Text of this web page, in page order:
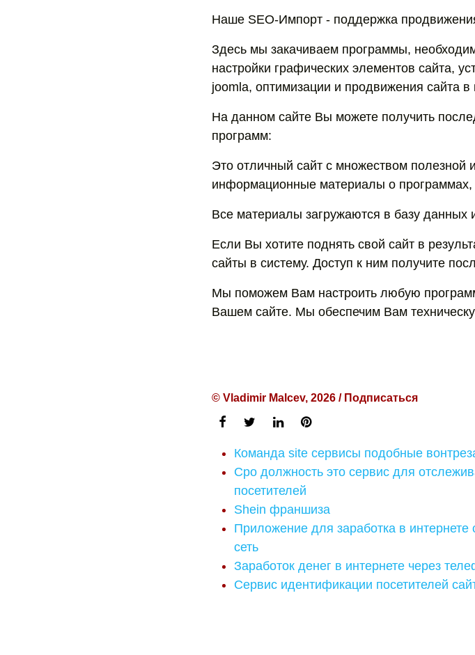
Наше SEO-Импорт - поддержка
Здесь мы закачиваем программы,
настройки графических элементов сайта,
joomla, оптимизации и продвижения сайта в
На данном сайте Вы можете получить
программ:
Это отличный сайт с множеством полезной
информационные материалы о программах,
Все материалы загружаются в базу
Если Вы хотите поднять свой сайт в
сайты в систему. Доступ к ним получите
Мы поможем Вам настроить любую
Вашем сайте. Мы обеспечим Вам
© Vladimir Malcev, 2026 / Подписаться
Команда site сервисы подобные
Cpo должность это сервис для
посетителей
Shein франшиза
Приложение для заработка в
сеть
Заработок денег в интернете через
Сервис идентификации посетителей